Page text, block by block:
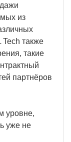
из
также
такие
партнёров
уровне,
уже не